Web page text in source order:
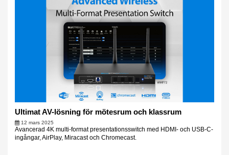
Ultimat AV-lösning för mötesrum och klassrum
12 mars 2025
Avancerad 4K multi-format presentationsswitch med HDMI- och USB-C-
ingångar, AirPlay, Miracast och Chromecast.